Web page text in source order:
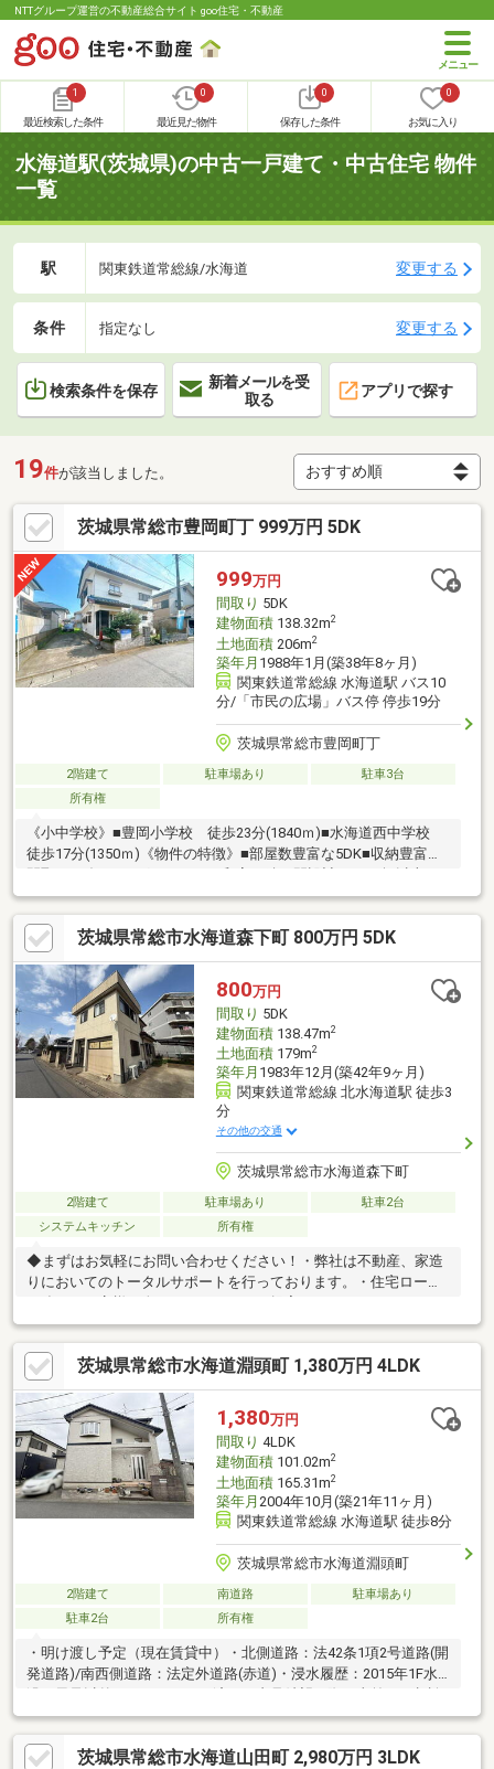
NTTグループ運営の不動産総合サイト goo住宅・不動産
1
最近検索した条件
0
最近見た物件
0
保存した条件
0
お気に入り
水海道駅(茨城県)の中古一戸建て・中古住宅 物件
一覧
駅 関東鉄道常総線/水海道 変更する
条件 指定なし 変更する
検索条件を保存
新着メールを受
取る
アプリで探す
19件が該当しました。
茨城県常総市豊岡町丁 999万円 5DK
999万円
間取り 5DK
建物面積138.32m2
土地面積206m2
築年月 1988年1月(築38年8ヶ月)
関東鉄道常総線 水海道駅 バス10
分/「市民の広場」バス停 停歩19分
茨城県常総市豊岡町丁
2階建て 駐車場あり
駐車3台
所有権
《小中学校》■豊岡小学校 徒歩23分(1840ｍ)■水海道西中学校
徒歩17分(1350ｍ)《物件の特徴》■部屋数豊富な5DK■収納豊富な
ゆったり《周辺環境》■水海道駅まで徒歩28分■カスミまで徒歩23
分■セブンイレブンまで徒歩23分《ひだまりハウスのお家探し》
（1）当社提携銀行ご紹介・変動金利0.58％～（最低金利基準）、
団体信用生命保険（全疾病と5つの重大疾病保証付）（2）自己資
金0円、勤続1年未満、産休・育休中、確定申告等の住宅購入サポ
ート（3）諸費用ローン・おまとめローンのご紹介
茨城県常総市水海道森下町 800万円 5DK
800万円
間取り 5DK
建物面積138.47m2
土地面積179m2
築年月 1983年12月(築42年9ヶ月)
関東鉄道常総線 北水海道駅 徒歩3
分
その他の交通
茨城県常総市水海道森下町
2階建て 駐車場あり
駐車2台
システムキッチン
所有権
◆まずはお気軽にお問い合わせください！・弊社は不動産、家造
りにおいてのトータルサポートを行っております。・住宅ローン
す。・スタッフ一同、誠心誠意ご対応させていただきます！◆経
験知識が豊富なスタッフが在籍！迅速な対応を心掛けておりま
す。・お問合せを受けてから即日ご対応をさせていただきま
す。・その他物件情報も多数ございます！お気軽にお問い合わせ
ください。
茨城県常総市水海道淵頭町 1,380万円 4LDK
1,380万円
間取り 4LDK
建物面積101.02m2
土地面積165.31m2
築年月 2004年10月(築21年11ヶ月)
関東鉄道常総線 水海道駅 徒歩8分
茨城県常総市水海道淵頭町
2階建て 南道路
駐車場あり
駐車2台
所有権
・明け渡し予定（現在賃貸中）・北側道路：法42条1項2号道路(開
発道路)/南西側道路：法定外道路(赤道)・浸水履歴：2015年1F水
ください。
茨城県常総市水海道山田町 2,980万円 3LDK